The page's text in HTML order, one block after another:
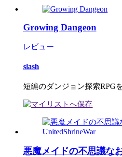
Growing Dangeon
レビュー
slash
短編のダンジョン探索RPG
悪魔メイドの不思議な